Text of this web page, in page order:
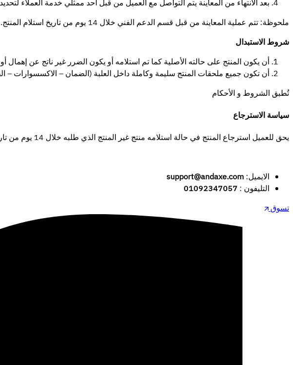
بعد الانتهاء من المعاينة يتم التواصل مع العميل من قبل أحد ممثلي خدمة العملاء
ملحوظة: تتم عملية المعاينة من قبل قسم الدعم الفني خلال 14 يوم من تاريخ استلام المنتج.
شروط الاستبدال
أن يكون المنتج على حالته الأصلية كما تم استلامه أو يكون الضرر غير ناتج عن
أن تكون جميع ملحقات المنتج سليمة وكاملة داخل العلبة (الضمان – الاكسسوارات –
تُطبق الشروط و الأحكام
سياسة الاسترجاع
يحق للعميل استرجاع المنتج في حالة استلامه منتج غير المنتج الذي طلبه خلال 14 يوم من تاريخ استلام المنتج إن لم يتم فتح أو استخدام المنتج وأن يكون المنتج على حالته الأصلية كما تم استلامه.
الايميل: support@andaxe.com
التليفون : 01092347057
تسوق